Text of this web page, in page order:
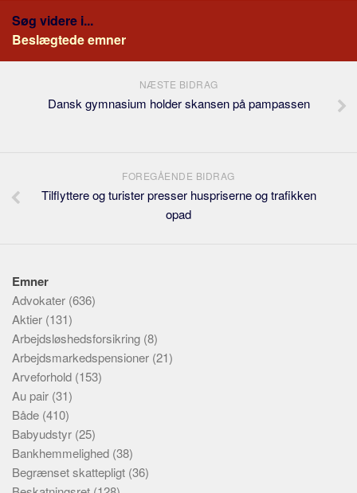
Søg videre i...
Beslægtede emner
NÆSTE BIDRAG
Dansk gymnasium holder skansen på pampassen
FOREGÅENDE BIDRAG
Tilflyttere og turister presser huspriserne og trafikken
opad
Emner
Advokater (636)
Aktier (131)
Arbejdsløshedsforsikring (8)
Arbejdsmarkedspensioner (21)
Arveforhold (153)
Au pair (31)
Både (410)
Babyudstyr (25)
Bankhemmelighed (38)
Begrænset skattepligt (36)